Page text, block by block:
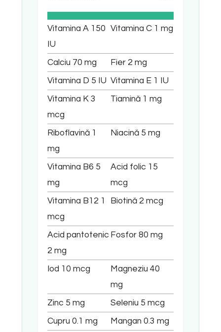
Vitamina A 150
IU
Vitamina C 1 mg
Calciu 70 mg Fier 2 mg
Vitamina D 5 IU Vitamina E 1 IU
Vitamina K 3
mcg
Tiamină 1 mg
Riboflavină 1
mg
Niacină 5 mg
Vitamina B6 5
mg
Acid folic 15
mcg
Vitamina B12 1
mcg
Biotină 2 mcg
Acid pantotenic
2 mg
Fosfor 80 mg
Iod 10 mcg Magneziu 40
mg
Zinc 5 mg Seleniu 5 mcg
Cupru 0.1 mg Mangan 0.3 mg